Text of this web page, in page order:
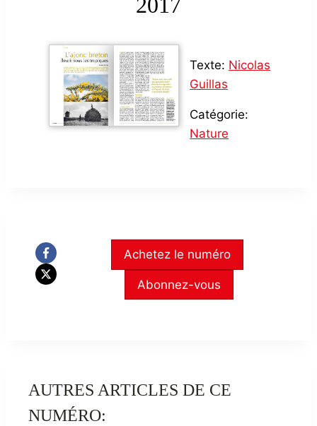
Texte: Nicolas
Guillas
Catégorie:
Nature
Achetez le numéro
Abonnez-vous
AUTRES ARTICLES DE CE
NUMÉRO: